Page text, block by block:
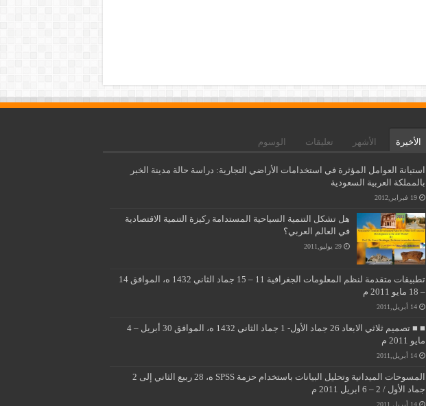
الأخيرة الأشهر تعليقات الوسوم
استبانة العوامل المؤثرة في استخدامات الأراضي التجارية: دراسة حالة مدينة الخبر
بالمملكة العربية السعودية
19 فبراير,2012
هل تشكل التنمية السياحية المستدامة ركيزة التنمية الاقتصادية
في العالم العربي؟
29 يوليو,2011
تطبيقات متقدمة لنظم المعلومات الجغرافية 11 – 15 جماد الثاني 1432 ه، الموافق 14
– 18 مايو 2011 م
14 أبريل,2011
■ ■ تصميم ثلاثي الابعاد 26 جماد الأول- 1 جماد الثاني 1432 ه، الموافق 30 أبريل – 4
مايو 2011 م
14 أبريل,2011
المسوحات الميدانية وتحليل البيانات باستخدام حزمة SPSS ه، 28 ربيع الثاني إلى 2
جماد الأول / 2 – 6 ابريل 2011 م
14 أبريل,2011